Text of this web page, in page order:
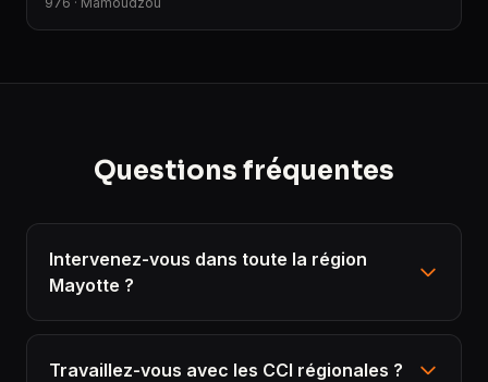
Questions fréquentes
Intervenez-vous dans toute la région
Mayotte ?
Travaillez-vous avec les CCI régionales ?